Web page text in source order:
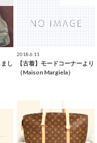
し
2018.6.11
【古着】モードコーナーより
（Maison Margiela）